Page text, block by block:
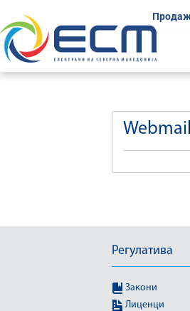
Webmail
Регулатива
Закони
Лиценци